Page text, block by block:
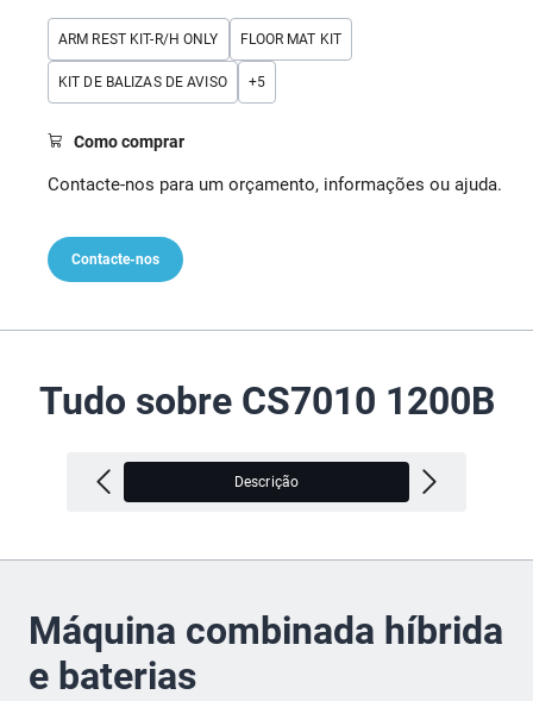
ARM REST KIT-R/H ONLY FLOOR MAT KIT
KIT DE BALIZAS DE AVISO +5
Como comprar
Contacte-nos para um orçamento, informações ou ajuda.
Contacte-nos
Tudo sobre CS7010 1200B
Descrição
Máquina combinada híbrida
e baterias